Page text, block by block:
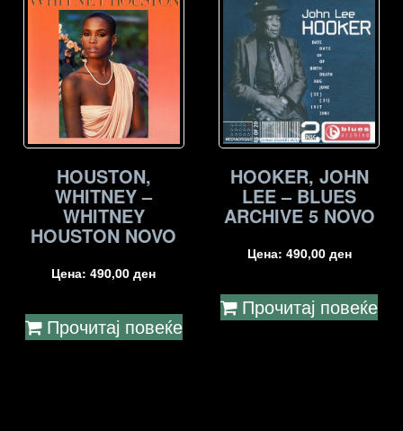
HOUSTON,
WHITNEY –
WHITNEY
HOUSTON NOVO
Цена:490,00ден
Прочитај повеќе
HOOKER, JOHN
LEE – BLUES
ARCHIVE 5 NOVO
Цена: 490,00 ден
Прочитај повеќе